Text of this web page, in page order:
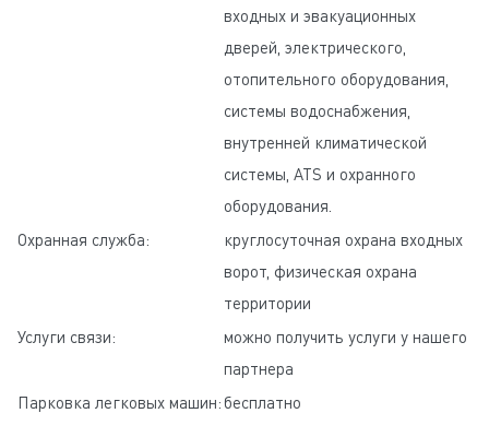
входных и эвакуационных
дверей, электрического,
отопительного оборудования,
системы водоснабжения,
внутренней климатической
системы, ATS и охранного
оборудования.
Охранная служба:
круглосуточная oхрана входных
ворот, физическая охрана
территории
Услуги связи:
можно получить услуги у нашего
партнера
Парковка легковых машин: бесплатно